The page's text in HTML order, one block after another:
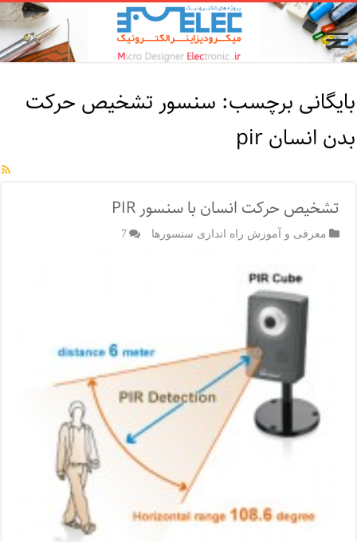
بایگانی برچسب: سنسور تشخیص حرکت
بدن انسان pir
تشخیص حرکت انسان با سنسور PIR
معرفی و آموزش راه اندازی سنسورها 7